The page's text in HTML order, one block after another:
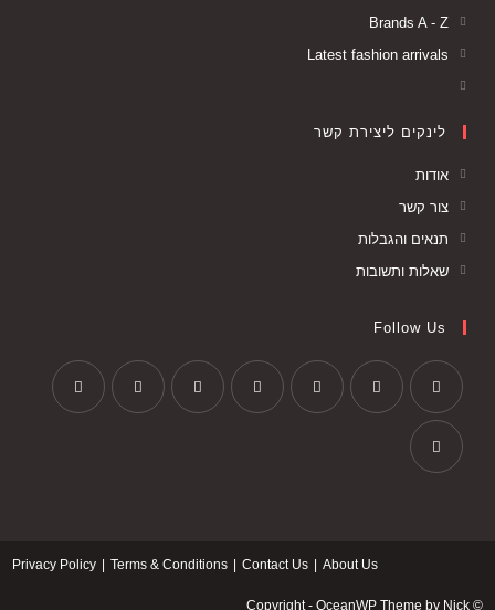
Brands A - Z
Latest fashion arrivals
לינקים ליצירת קשר
אודות
צור קשר
תנאים והגבלות
שאלות ותשובות
Follow Us
About Us
Contact Us
Terms & Conditions
Privacy Policy
© Copyright - OceanWP Theme by Nick